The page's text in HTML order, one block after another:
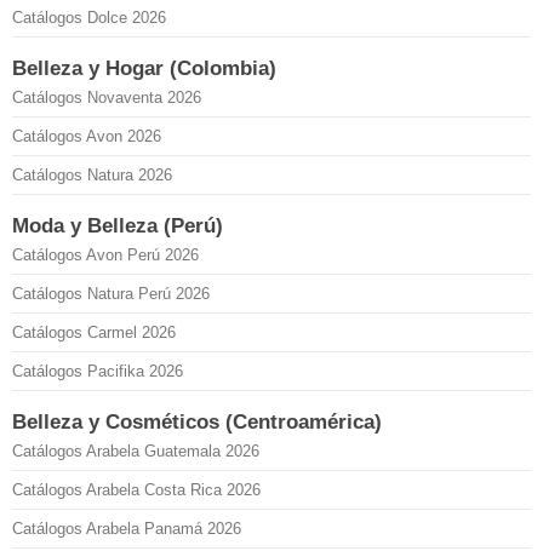
Catálogos Dolce 2026
Belleza y Hogar (Colombia)
Catálogos Novaventa 2026
Catálogos Avon 2026
Catálogos Natura 2026
Moda y Belleza (Perú)
Catálogos Avon Perú 2026
Catálogos Natura Perú 2026
Catálogos Carmel 2026
Catálogos Pacifika 2026
Belleza y Cosméticos (Centroamérica)
Catálogos Arabela Guatemala 2026
Catálogos Arabela Costa Rica 2026
Catálogos Arabela Panamá 2026